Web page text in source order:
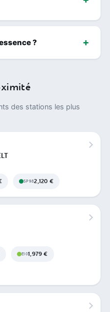
?
des stations les plus
SP982,120 €
E101,979 €